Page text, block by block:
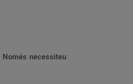
Només necessiteu